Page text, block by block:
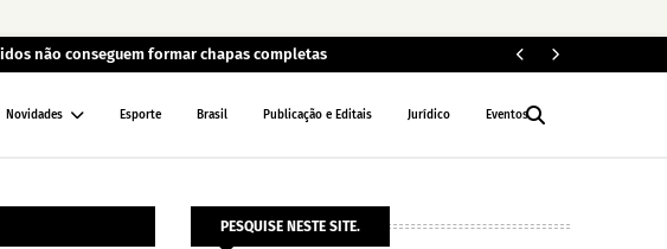
não conseguem formar chapas completas
Novidades Esporte Brasil Publicação e Editais Jurídico Eventos
PESQUISE NESTE SITE.